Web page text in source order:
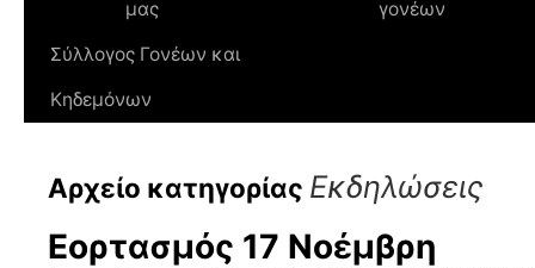
μας
γονέων
Σύλλογος Γονέων και
Κηδεμόνων
Αρχείο κατηγορίας Εκδηλώσεις
Εορτασμός 17 Νοέμβρη